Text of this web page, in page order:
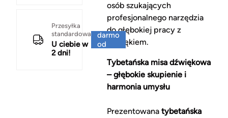
Przesyłka
standardowa
U ciebie w
2 dni!
darmo
od
osób szukających
profesjonalnego narzędzia
do głębokiej pracy z
dźwiękiem.
Tybetańska misa dźwiękowa
– głębokie skupienie i
harmonia umysłu
Prezentowana tybetańska